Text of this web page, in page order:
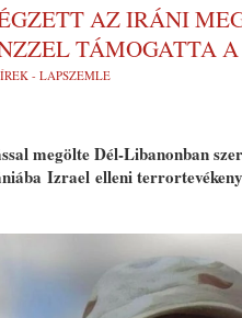
AZ IRÁNI
TÁMOGATTA
- LAPSZEMLE
megölte Dél-Libanonban
Izrael elleni